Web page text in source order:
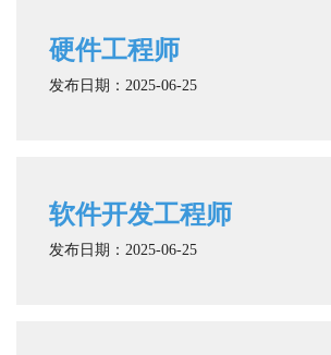
硬件工程师
发布日期：2025-06-25
软件开发工程师
发布日期：2025-06-25